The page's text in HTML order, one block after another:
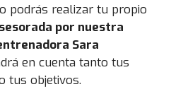
podrás realizar tu propio
por nuestra
Sara
en cuenta tanto tus
tus objetivos.